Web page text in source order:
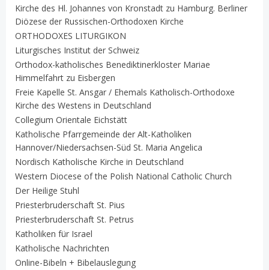
Kirche des Hl. Johannes von Kronstadt zu Hamburg. Berliner
Diözese der Russischen-Orthodoxen Kirche
ORTHODOXES LITURGIKON
Liturgisches Institut der Schweiz
Orthodox-katholisches Benediktinerkloster Mariae
Himmelfahrt zu Eisbergen
Freie Kapelle St. Ansgar / Ehemals Katholisch-Orthodoxe
Kirche des Westens in Deutschland
Collegium Orientale Eichstätt
Katholische Pfarrgemeinde der Alt-Katholiken
Hannover/Niedersachsen-Süd St. Maria Angelica
Nordisch Katholische Kirche in Deutschland
Western Diocese of the Polish National Catholic Church
Der Heilige Stuhl
Priesterbruderschaft St. Pius
Priesterbruderschaft St. Petrus
Katholiken für Israel
Katholische Nachrichten
Online-Bibeln + Bibelauslegung